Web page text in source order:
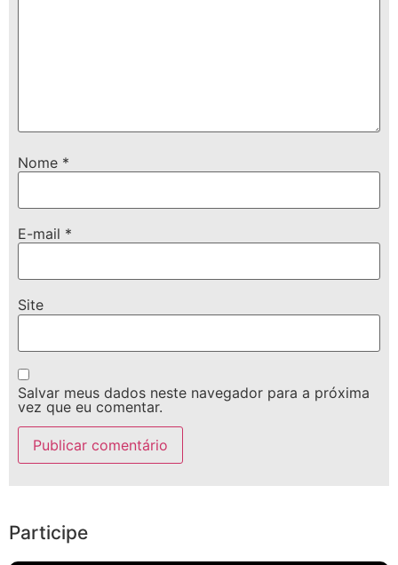
Nome *
E-mail *
Site
Salvar meus dados neste navegador para a próxima
vez que eu comentar.
Participe